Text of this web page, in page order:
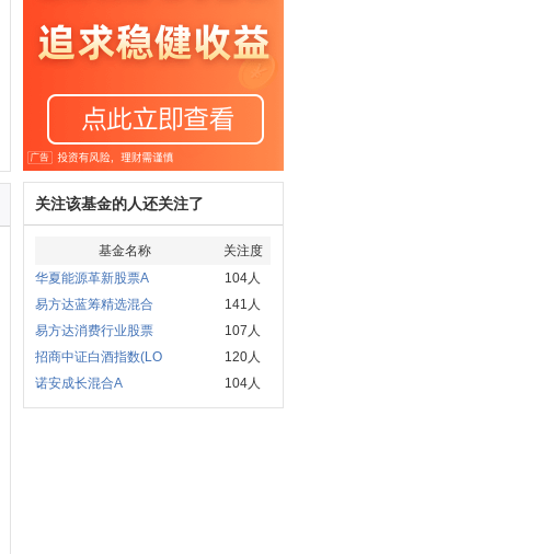
关注该基金的人还关注了
基金名称
关注度
华夏能源革新股票A
104人
易方达蓝筹精选混合
141人
易方达消费行业股票
107人
招商中证白酒指数(LO
120人
诺安成长混合A
104人